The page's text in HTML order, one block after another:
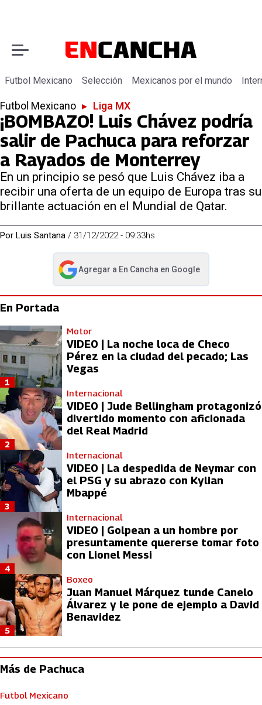
Futbol Mexicano Selección Mexicanos por el mundo
Futbol Mexicano ▸ Liga MX
¡BOMBAZO! Luis Chávez podría
salir de Pachuca para reforzar
a Rayados de Monterrey
En un principio se pesó que Luis Chávez iba a
recibir una oferta de un equipo de Europa tras su
brillante actuación en el Mundial de Qatar.
Por Luis Santana / 31/12/2022 - 09:33hs
Agregar a En Cancha en Google
abre en nueva pestaña
En Portada
Motor
VIDEO | La noche loca de Checo
Pérez en la ciudad del pecado; Las
Vegas
1
Internacional
VIDEO | Jude Bellingham protagonizó
divertido momento con aficionada
del Real Madrid
2
Internacional
VIDEO | La despedida de Neymar con
el PSG y su abrazo con Kylian
Mbappé
3
Internacional
VIDEO | Golpean a un hombre por
presuntamente quererse tomar foto
con Lionel Messi
4
Boxeo
Juan Manuel Márquez tunde Canelo
Álvarez y le pone de ejemplo a David
Benavidez
5
Más de Pachuca
Futbol Mexicano